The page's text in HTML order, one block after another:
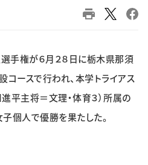
手権が６月２８日に栃木県那須
ースで行われ、本学トライアス
進平主将＝文理・体育３）所属の
子個人で優勝を果たした。